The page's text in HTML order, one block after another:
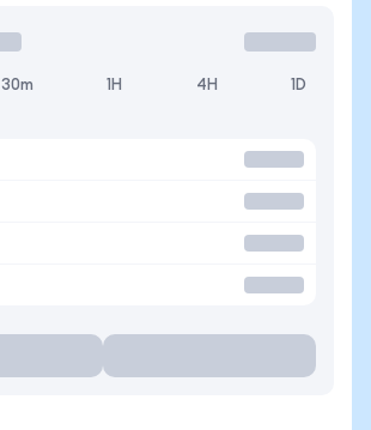
30m 1H 4H 1D